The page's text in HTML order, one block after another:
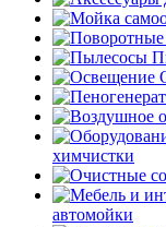
химчистки
автомойки